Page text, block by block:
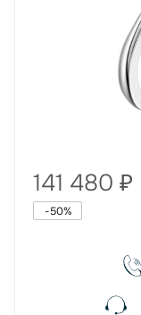
141 480 ₽
-50%